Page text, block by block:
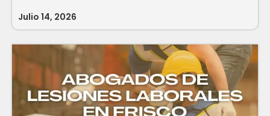
Julio 14, 2026